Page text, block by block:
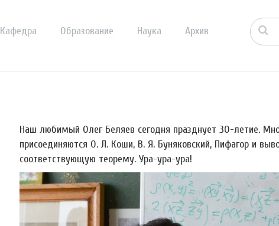
Кафедра Образование Наука Архив
Наш любимый Олег Беляев сегодня празднует 30-летие.
присоединяются О. Л. Коши, В. Я. Буняковский, Пифагор и
соответствующую теорему. Ура-ура-ура!